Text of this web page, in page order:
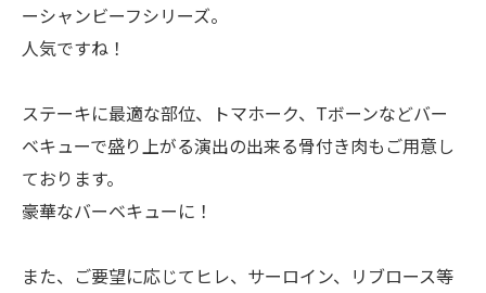
ーシャンビーフシリーズ。
人気ですね！
ステーキに最適な部位、トマホーク、Tボーンなどバー
ベキューで盛り上がる演出の出来る骨付き肉もご用意し
ております。
豪華なバーベキューに！
また、ご要望に応じてヒレ、サーロイン、リブロース等